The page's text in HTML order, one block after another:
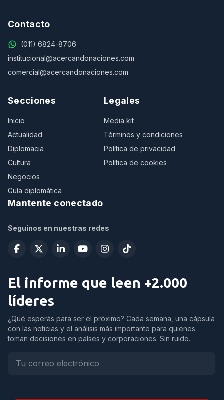
Contacto
(011) 6824-8706
institucional@acercandonaciones.com
comercial@acercandonaciones.com
Secciones
Inicio
Actualidad
Diplomacia
Cultura
Negocios
Guía diplomática
Legales
Media kit
Términos y condiciones
Política de privacidad
Política de cookies
Mantente conectado
Seguinos en nuestras redes
El informe que leen +2.000
líderes
¿Qué esperás para ser el próximo? Cada semana, una cápsula
con las noticias y el análisis más importante para quienes
toman decisiones en países y corporaciones. Sin ruido.